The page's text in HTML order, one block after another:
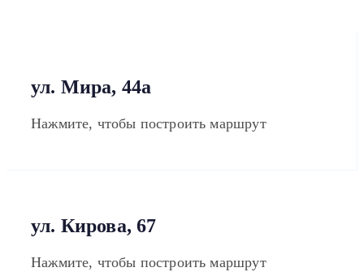
ул. Мира, 44а
Нажмите, чтобы построить маршрут
ул. Кирова, 67
Нажмите, чтобы построить маршрут